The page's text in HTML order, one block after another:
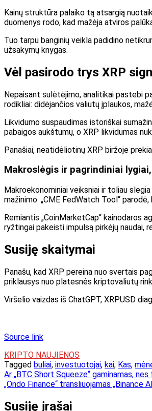
Kainų struktūra palaiko tą atsargią
duomenys rodo, kad mažėja atviros
Tuo tarpu banginių veikla padidino
užsakymų knygas.
Vėl pasirodo trys XRP
Nepaisant sulėtėjimo, analitikai pastebi
rodikliai: didėjančios valiutų įplaukos,
Likvidumo suspaudimas istoriškai
pabaigos aukštumų, o XRP likvidumas
Panašiai, neatidėliotinų XRP biržoje
Makroslėgis ir pagrindiniai
Makroekonominiai veiksniai ir toliau
mažinimo. „CME FedWatch Tool“
Remiantis „CoinMarketCap“ kainodaros
ryžtingai pakeisti impulsą pirkėjų naudai,
Susiję skaitymai
Panašu, kad XRP pereina nuo svertais
priklausys nuo platesnės kriptovaliutų
Viršelio vaizdas iš ChatGPT, XRPUSD
Source link
KRIPTO NAUJIENOS
Tagged buliai, investuotojai, kai, Kas,
Navigacija
tarp
įrašų
Ar „BTC Short Squeeze“ gaminamas,
„Ondo Finance“ transliuojamas „Binance
Susiję įrašai